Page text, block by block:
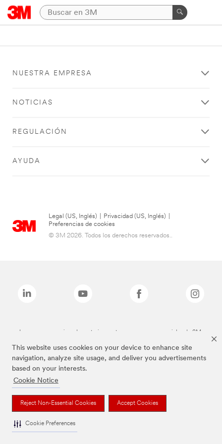
This website uses cookies on your device to enhance site
navigation, analyze site usage, and deliver you advertisements
based on your interests.
Cookie Notice
Reject Non-Essential Cookies Accept Cookies
Cookie Preferences
NUESTRA EMPRESA
NOTICIAS
REGULACIÓN
AYUDA
Legal (US, Inglés) Privacidad (US, Inglés)
Preferencias de cookies
© 3M 2026. Todos los derechos reservados..
Las marcas mencionadas anteriormente son marcas comerciales de 3M.